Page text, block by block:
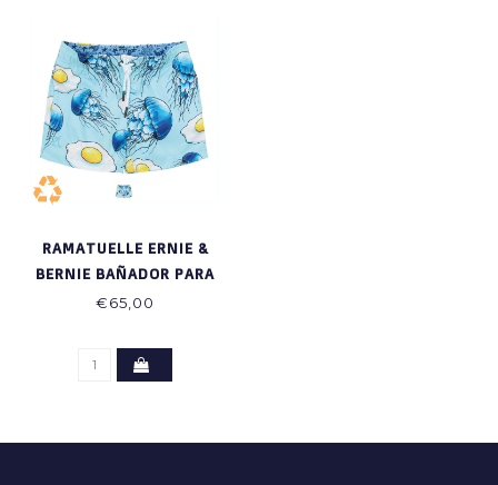
RAMATUELLE ERNIE &
BERNIE BAÑADOR PARA
NIÑOS
€65,00